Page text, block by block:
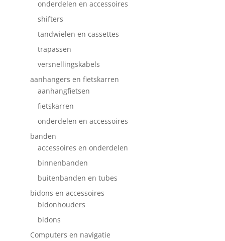
onderdelen en accessoires
shifters
tandwielen en cassettes
trapassen
versnellingskabels
aanhangers en fietskarren
aanhangfietsen
fietskarren
onderdelen en accessoires
banden
accessoires en onderdelen
binnenbanden
buitenbanden en tubes
bidons en accessoires
bidonhouders
bidons
Computers en navigatie